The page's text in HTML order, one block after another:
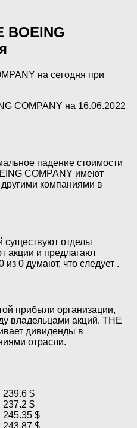
BOEING
на сегодня при
COMPANY на 16.06.2022
падение стоимости
COMPANY имеют
компаниями в
существуют отделы
акции и предлагают
0 думают, что следует .
прибыли организации,
владельцами акций. THE
дивиденды в
отрасли.
239.6 $
237.2 $
245.35 $
243.87 $